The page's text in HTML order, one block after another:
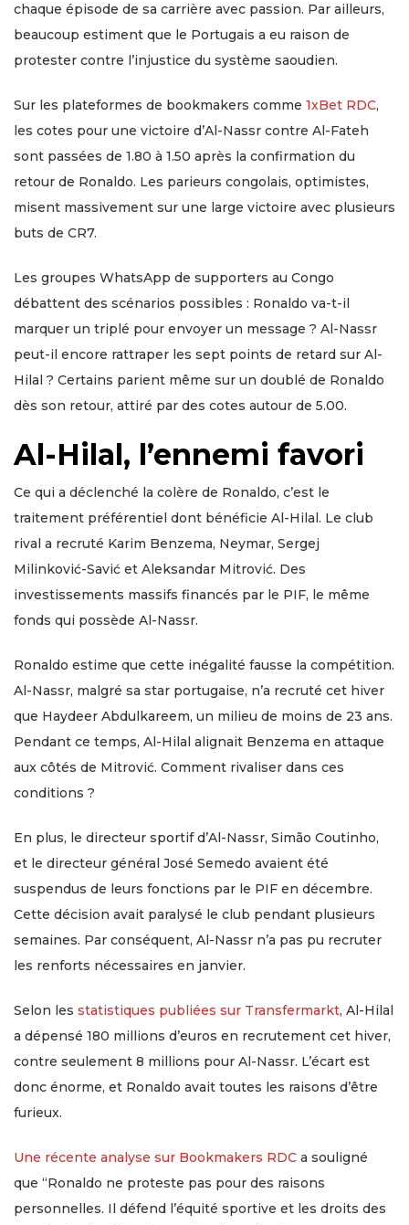
chaque épisode de sa carrière avec passion. Par ailleurs,
beaucoup estiment que le Portugais a eu raison de
protester contre l’injustice du système saoudien.
Sur les plateformes de bookmakers comme 1xBet RDC,
les cotes pour une victoire d’Al-Nassr contre Al-Fateh
sont passées de 1.80 à 1.50 après la confirmation du
retour de Ronaldo. Les parieurs congolais, optimistes,
misent massivement sur une large victoire avec plusieurs
buts de CR7.
Les groupes WhatsApp de supporters au Congo
débattent des scénarios possibles : Ronaldo va-t-il
marquer un triplé pour envoyer un message ? Al-Nassr
peut-il encore rattraper les sept points de retard sur Al-
Hilal ? Certains parient même sur un doublé de Ronaldo
dès son retour, attiré par des cotes autour de 5.00.
Al-Hilal, l’ennemi favori
Ce qui a déclenché la colère de Ronaldo, c’est le
traitement préférentiel dont bénéficie Al-Hilal. Le club
rival a recruté Karim Benzema, Neymar, Sergej
Milinković-Savić et Aleksandar Mitrović. Des
investissements massifs financés par le PIF, le même
fonds qui possède Al-Nassr.
Ronaldo estime que cette inégalité fausse la compétition.
Al-Nassr, malgré sa star portugaise, n’a recruté cet hiver
que Haydeer Abdulkareem, un milieu de moins de 23 ans.
Pendant ce temps, Al-Hilal alignait Benzema en attaque
aux côtés de Mitrović. Comment rivaliser dans ces
conditions ?
En plus, le directeur sportif d’Al-Nassr, Simão Coutinho,
et le directeur général José Semedo avaient été
suspendus de leurs fonctions par le PIF en décembre.
Cette décision avait paralysé le club pendant plusieurs
semaines. Par conséquent, Al-Nassr n’a pas pu recruter
les renforts nécessaires en janvier.
Selon les statistiques publiées sur Transfermarkt, Al-Hilal
a dépensé 180 millions d’euros en recrutement cet hiver,
contre seulement 8 millions pour Al-Nassr. L’écart est
donc énorme, et Ronaldo avait toutes les raisons d’être
furieux.
Une récente analyse sur Bookmakers RDC a souligné
que “Ronaldo ne proteste pas pour des raisons
personnelles. Il défend l’équité sportive et les droits des